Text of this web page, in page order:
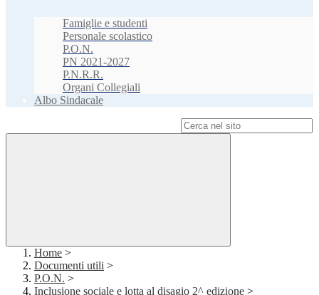
Famiglie e studenti
Personale scolastico
P.O.N.
PN 2021-2027
P.N.R.R.
Organi Collegiali
Albo Sindacale
Home >
Documenti utili >
P.O.N. >
Inclusione sociale e lotta al disagio 2^ edizione >